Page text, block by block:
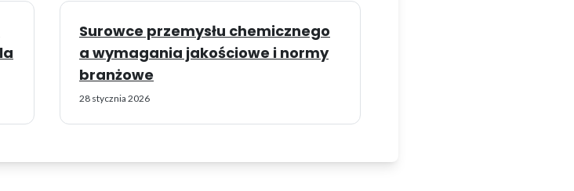
Surowce przemysłu chemicznego
a wymagania jakościowe i normy
branżowe
28 stycznia 2026